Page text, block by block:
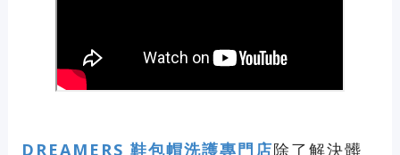
DREAMERS 鞋包帽洗護專門店除了解決髒